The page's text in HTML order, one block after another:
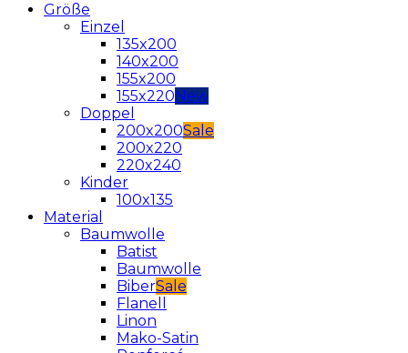
Größe
Einzel
135x200
140x200
155x200
155x220
Doppel
200x200
200x220
220x240
Kinder
100x135
Material
Baumwolle
Batist
Baumwolle
Biber
Flanell
Linon
Mako-Satin